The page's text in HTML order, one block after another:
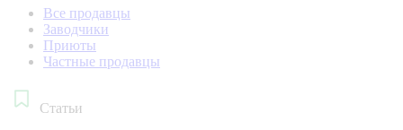
Все продавцы
Заводчики
Приюты
Частные продавцы
Статьи